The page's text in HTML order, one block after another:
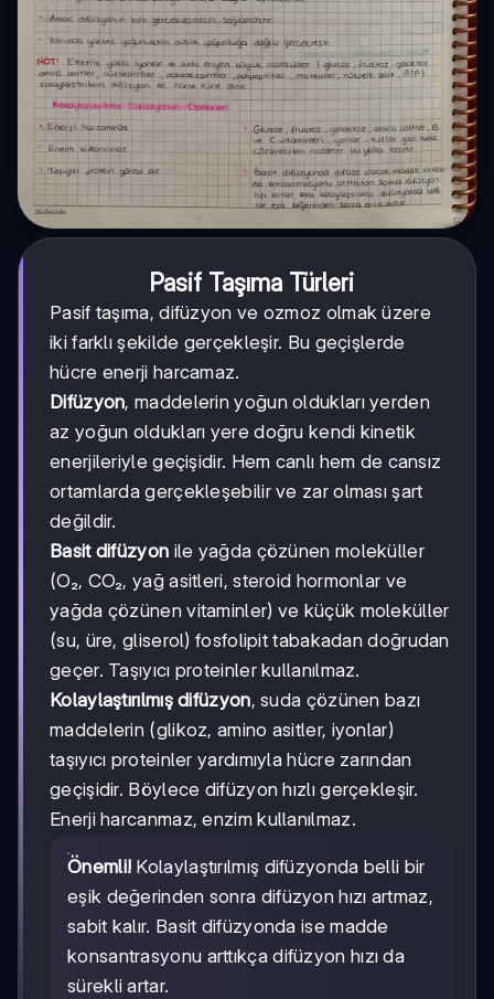
Pasif Taşıma Türleri
Pasif taşıma, difüzyon ve ozmoz olmak üzere
iki farklı şekilde gerçekleşir. Bu geçişlerde
hücre enerji harcamaz.
Difüzyon, maddelerin yoğun oldukları yerden
az yoğun oldukları yere doğru kendi kinetik
enerjileriyle geçişidir. Hem canlı hem de cansız
ortamlarda gerçekleşebilir ve zar olması şart
değildir.
Basit difüzyon ile yağda çözünen moleküller
(O₂, CO₂, yağ asitleri, steroid hormonlar ve
yağda çözünen vitaminler) ve küçük moleküller
(su, üre, gliserol) fosfolipit tabakadan doğrudan
geçer. Taşıyıcı proteinler kullanılmaz.
Kolaylaştırılmış difüzyon, suda çözünen bazı
maddelerin (glikoz, amino asitler, iyonlar)
taşıyıcı proteinler yardımıyla hücre zarından
geçişidir. Böylece difüzyon hızlı gerçekleşir.
Enerji harcanmaz, enzim kullanılmaz.
Önemli! Kolaylaştırılmış difüzyonda belli bir
eşik değerinden sonra difüzyon hızı artmaz,
sabit kalır. Basit difüzyonda ise madde
konsantrasyonu arttıkça difüzyon hızı da
sürekli artar.